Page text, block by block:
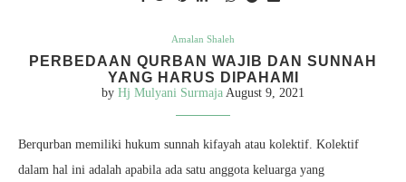
Amalan Shaleh
PERBEDAAN QURBAN WAJIB DAN SUNNAH
YANG HARUS DIPAHAMI
by Hj Mulyani Surmaja August 9, 2021
Berqurban memiliki hukum sunnah kifayah atau kolektif. Kolektif
dalam hal ini adalah apabila ada satu anggota keluarga yang